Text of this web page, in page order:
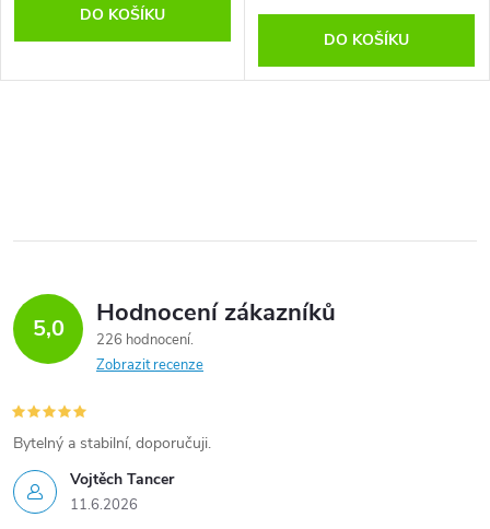
DO KOŠÍKU
DO KOŠÍKU
5,0 Hodnocení zákazníků
226 hodnocení
Zobrazit recenze
Vojtěch Tancer
11.6.2026
Bytelný a stabilní, doporučuji.